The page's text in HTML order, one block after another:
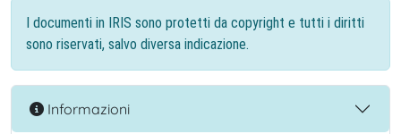
I documenti in IRIS sono protetti da copyright e tutti i diritti
sono riservati, salvo diversa indicazione.
Informazioni